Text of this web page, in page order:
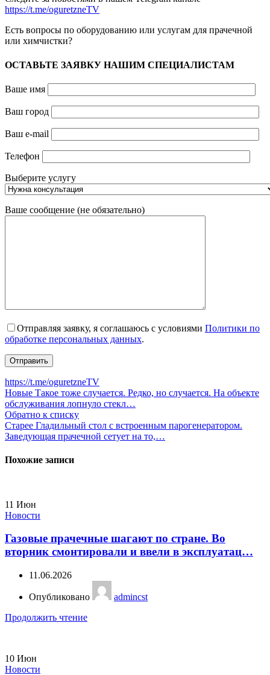
https://t.me/oguretzneTV
Есть вопросы по оборудованию или услугам для прачечной
или химчистки?
ОСТАВЬТЕ ЗАЯВКУ НАШИМ СПЕЦИАЛИСТАМ
Ваше имя
Ваш город
Ваш e-mail
Телефон
Выберите услугу
Ваше сообщение (не обязательно)
Отправляя заявку, я соглашаюсь с условиями Политики по
обработке персональных данных.
https://t.me/oguretzneTV
Новые Такое тоже случается. Редко, но случается. На объекте
обслуживания лопнуло стекл…
Обратно к списку
Старее Гладильный стол с встроенным парогенератором.
Заведующая прачечной сетует на то,…
Похожие записи
11 Июн
Новости
Газовые прачечные шагают по стране. Во
вторник смонтировали и ввели в эксплуатац…
11.06.2026
Опубликовано
admincst
Продолжить чтение
10 Июн
Новости